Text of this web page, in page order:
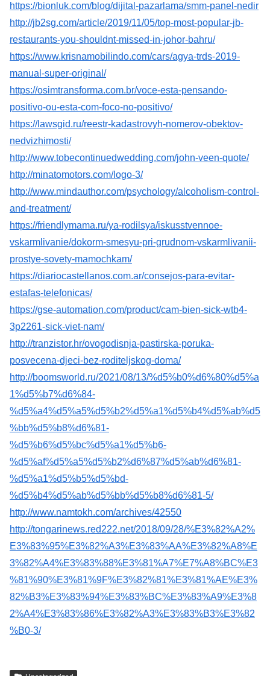
https://bionluk.com/blog/dijital-pazarlama/smm-panel-nedir
http://jb2sg.com/article/2019/11/05/top-most-popular-jb-
restaurants-you-shouldnt-missed-in-johor-bahru/
https://www.krisnamobilindo.com/cars/agya-trds-2019-
manual-super-original/
https://osimtransforma.com.br/voce-esta-pensando-
positivo-ou-esta-com-foco-no-positivo/
https://lawsgid.ru/reestr-kadastrovyh-nomerov-obektov-
nedvizhimosti/
http://www.tobecontinuedwedding.com/john-veen-quote/
http://minatomotors.com/logo-3/
http://www.mindauthor.com/psychology/alcoholism-control-
and-treatment/
https://friendlymama.ru/ya-rodilsya/iskusstvennoe-
vskarmlivanie/dokorm-smesyu-pri-grudnom-vskarmlivanii-
prostye-sovety-mamochkam/
https://diariocastellanos.com.ar/consejos-para-evitar-
estafas-telefonicas/
https://gse-automation.com/product/cam-bien-sick-wtb4-
3p2261-sick-viet-nam/
http://tranzistor.hr/ovogodisnja-pastirska-poruka-
posvecena-djeci-bez-roditeljskog-doma/
http://boomsworld.ru/2021/08/13/%d5%b0%d6%80%d5%a
1%d5%b7%d6%84-
%d5%a4%d5%a5%d5%b2%d5%a1%d5%b4%d5%ab%d5
%bb%d5%b8%d6%81-
%d5%b6%d5%bc%d5%a1%d5%b6-
%d5%af%d5%a5%d5%b2%d6%87%d5%ab%d6%81-
%d5%a1%d5%b5%d5%bd-
%d5%b4%d5%ab%d5%bb%d5%b8%d6%81-5/
http://www.namtokh.com/archives/42550
http://tongarinews.red222.net/2018/09/28/%E3%82%A2%
E3%83%95%E3%82%A3%E3%83%AA%E3%82%A8%E
3%82%A4%E3%83%88%E3%81%A7%E7%A8%BC%E3
%81%90%E3%81%9F%E3%82%81%E3%81%AE%E3%
82%B3%E3%83%94%E3%83%BC%E3%83%A9%E3%8
2%A4%E3%83%86%E3%82%A3%E3%83%B3%E3%82
%B0-3/